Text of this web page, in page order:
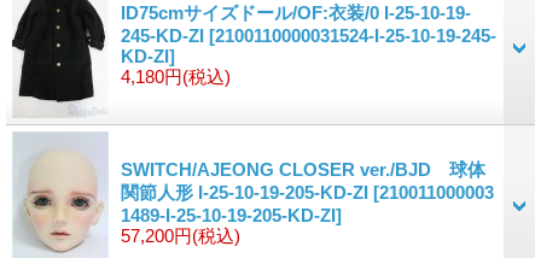
ID75cmサイズドール/OF:衣装/0 I-25-10-19-
245-KD-ZI [2100110000031524-I-25-10-19-245-
KD-ZI]
4,180円(税込)
SWITCH/AJEONG CLOSER ver./BJD 球体
関節人形 I-25-10-19-205-KD-ZI [210011000003
1489-I-25-10-19-205-KD-ZI]
57,200円(税込)